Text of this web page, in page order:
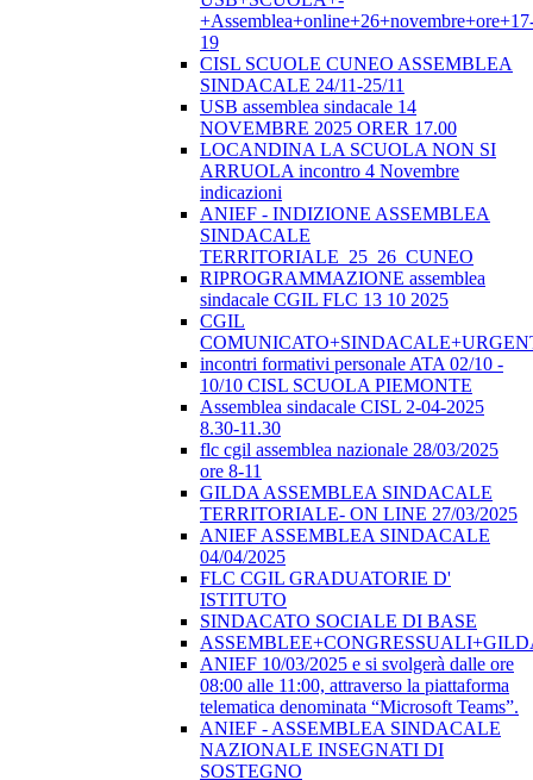
19
CISL SCUOLE CUNEO ASSEMBLEA
SINDACALE 24/11-25/11
USB assemblea sindacale 14
NOVEMBRE 2025 ORER 17.00
LOCANDINA LA SCUOLA NON SI
ARRUOLA incontro 4 Novembre
indicazioni
ANIEF - INDIZIONE ASSEMBLEA
SINDACALE
TERRITORIALE_25_26_CUNEO
RIPROGRAMMAZIONE assemblea
sindacale CGIL FLC 13 10 2025
CGIL
incontri formativi personale ATA 02/10 -
10/10 CISL SCUOLA PIEMONTE
Assemblea sindacale CISL 2-04-2025
8.30-11.30
flc cgil assemblea nazionale 28/03/2025
ore 8-11
GILDA ASSEMBLEA SINDACALE
TERRITORIALE- ON LINE 27/03/2025
ANIEF ASSEMBLEA SINDACALE
04/04/2025
FLC CGIL GRADUATORIE D'
ISTITUTO
SINDACATO SOCIALE DI BASE
ANIEF 10/03/2025 e si svolgerà dalle ore
08:00 alle 11:00, attraverso la piattaforma
telematica denominata “Microsoft Teams”.
ANIEF - ASSEMBLEA SINDACALE
NAZIONALE INSEGNATI DI
SOSTEGNO